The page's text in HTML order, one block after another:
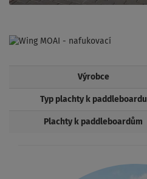
Výrobce
Typ plachty k paddleboardu
Plachty k paddleboardům